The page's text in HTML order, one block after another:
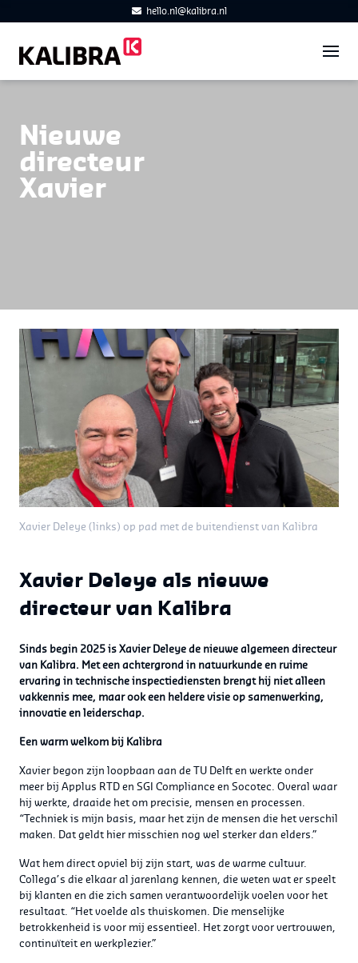
hello.nl@kalibra.nl
Nieuwe
directeur
Xavier
Xavier Deleye (links) op pad met de buitendienst van Kalibra
Xavier Deleye als nieuwe
directeur van Kalibra
Sinds begin 2025 is Xavier Deleye de nieuwe algemeen directeur
van Kalibra. Met een achtergrond in natuurkunde en ruime
ervaring in technische inspectiediensten brengt hij niet alleen
vakkennis mee, maar ook een heldere visie op samenwerking,
innovatie en leiderschap.
Een warm welkom bij Kalibra
Xavier begon zijn loopbaan aan de TU Delft en werkte onder
meer bij Applus RTD en SGI Compliance en Socotec. Overal waar
hij werkte, draaide het om precisie, mensen en processen.
“Techniek is mijn basis, maar het zijn de mensen die het verschil
maken. Dat geldt hier misschien nog wel sterker dan elders.”
Wat hem direct opviel bij zijn start, was de warme cultuur.
Collega’s die elkaar al jarenlang kennen, die weten wat er speelt
bij klanten en die zich samen verantwoordelijk voelen voor het
resultaat. “Het voelde als thuiskomen. Die menselijke
betrokkenheid is voor mij essentieel. Het zorgt voor vertrouwen,
continuïteit en werkplezier.”